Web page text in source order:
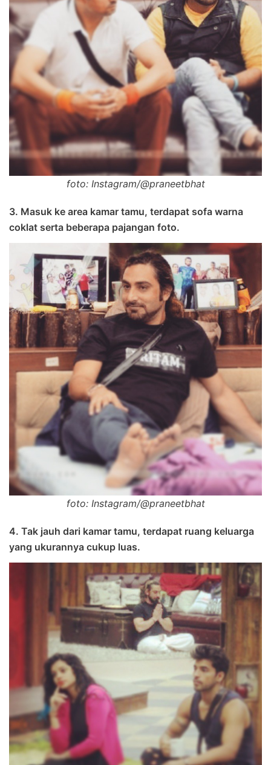
foto: Instagram/@praneetbhat
3. Masuk ke area kamar tamu, terdapat sofa warna
coklat serta beberapa pajangan foto.
foto: Instagram/@praneetbhat
4. Tak jauh dari kamar tamu, terdapat ruang keluarga
yang ukurannya cukup luas.